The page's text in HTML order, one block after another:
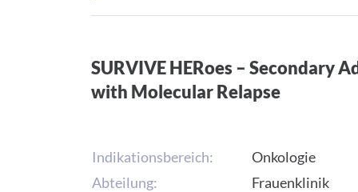
SURVIVE HERoes –
with Molecular Relapse
Indikationsbereich:
Onkologie
Abteilung:
Frauenklinik